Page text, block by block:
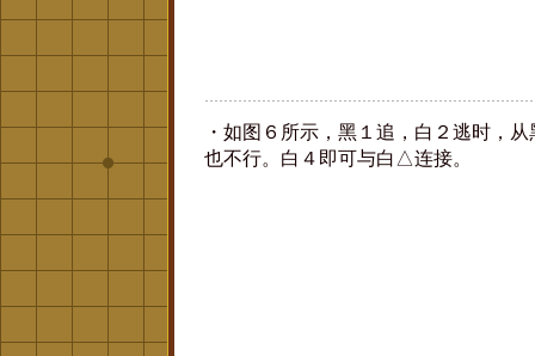
・如图６所示，黑１追，白２逃时，
也不行。白４即可与白△连接。